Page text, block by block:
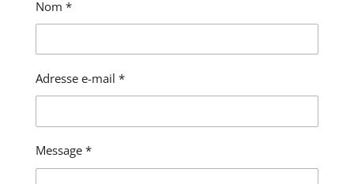
n
0
t
i
l
'
v
u
o
Nom *
Adresse e-mail *
Message *